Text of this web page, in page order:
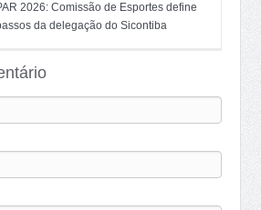
2026: Comissão de Esportes define
da delegação do Sicontiba